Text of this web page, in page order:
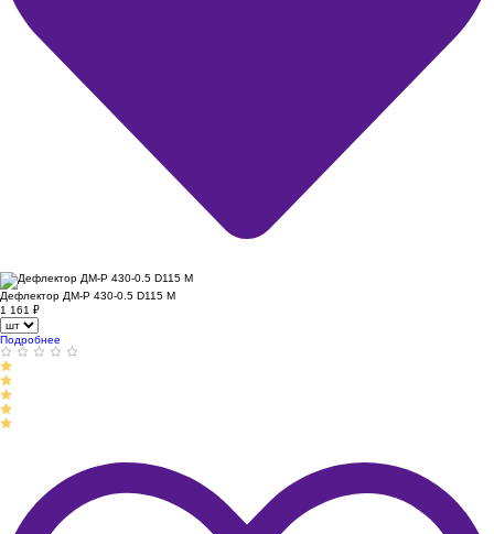
Дефлектор ДМ-Р 430-0.5 D115 М
1 161 ₽
Подробнее